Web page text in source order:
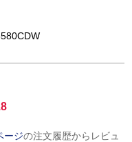
ージの注文履歴からレビュ